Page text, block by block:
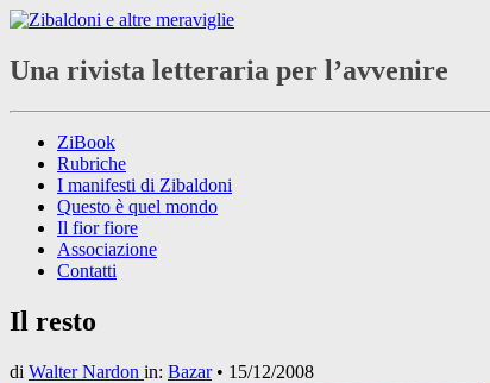
Una rivista letteraria per l’avvenire
ZiBook
Rubriche
I manifesti di Zibaldoni
Questo è quel mondo
Il fior fiore
Associazione
Contatti
Il resto
di Walter Nardon in: Bazar• 15/12/2008